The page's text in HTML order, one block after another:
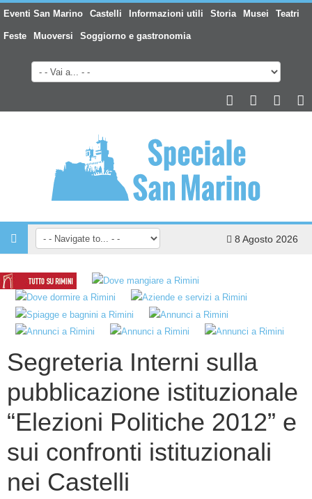
Eventi San Marino Castelli Informazioni utili Storia Musei Teatri
Feste Muoversi Soggiorno e gastronomia
8 Agosto 2026
Segreteria Interni sulla
pubblicazione istituzionale
“Elezioni Politiche 2012” e
sui confronti istituzionali
nei Castelli